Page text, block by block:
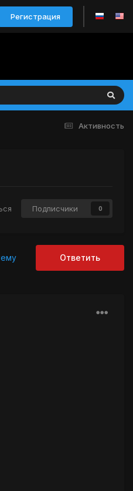
Регистрация
Активность
Подписчики 0
Ответить